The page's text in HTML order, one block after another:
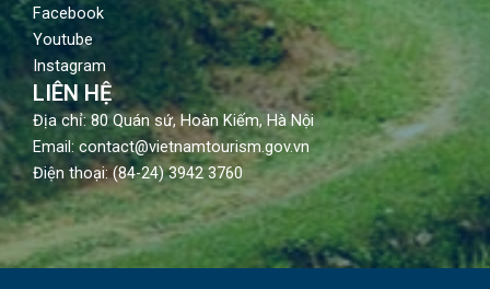
Facebook
Youtube
Instagram
LIÊN HỆ
Địa chỉ: 80 Quán sứ, Hoàn Kiếm, Hà Nội
Email: contact@vietnamtourism.gov.vn
Điện thoại: (84-24) 3942 3760